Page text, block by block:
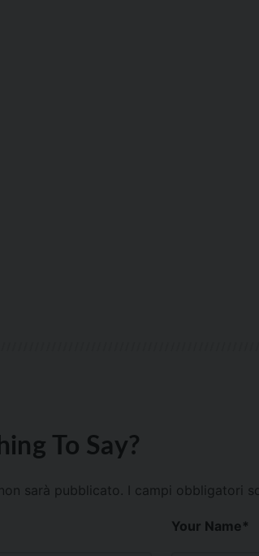
To Say?
sarà pubblicato. I campi obbligatori
Your Name*